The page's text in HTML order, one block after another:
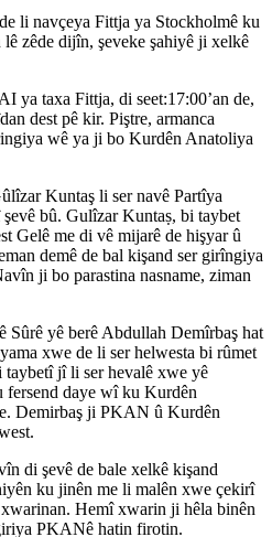
li navçeya Fittja ya Stockholmê ku
zêde dijîn, şeveke şahiyê ji xelkê
ya taxa Fittja, di seet:17:00’an de,
dest pê kir. Piştre, armanca
wê ya ji bo Kurdên Anatoliya
Kuntaş li ser navê Partîya
bû. Gulîzar Kuntaṣ, bi taybet
Gelê me di vê mijarê de hişyar û
demê de bal kişand ser girîngiya
ji bo parastina nasname, ziman
Sûrê yê berê Abdullah Demîrbaş hat
xwe de li ser helwesta bi rûmet
jî li ser hevalê xwe yê
daye wî ku Kurdên
Demirbaş ji PKAN û Kurdên
di şevê de bale xelkê kişand
ku jinên me li malên xwe çekirî
Hemî xwarin ji hêla binên
PKANê hatin firotin.